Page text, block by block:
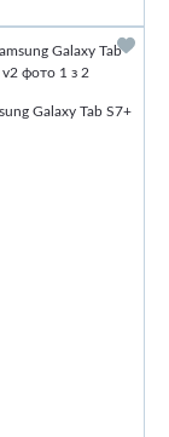
Galaxy Tab S7+